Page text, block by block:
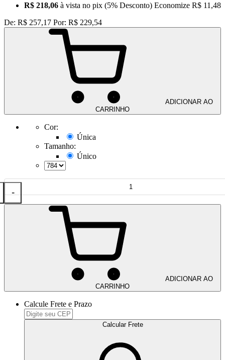
R$ 218,06 à vista no pix (5% Desconto) Economize R$ 11,48
De: R$ 257,17 Por: R$ 229,54
ADICIONAR AO
CARRINHO
Cor:
Única
Tamanho:
Único
-
CARRINHO
Calcule Frete e Prazo
Calcular Frete